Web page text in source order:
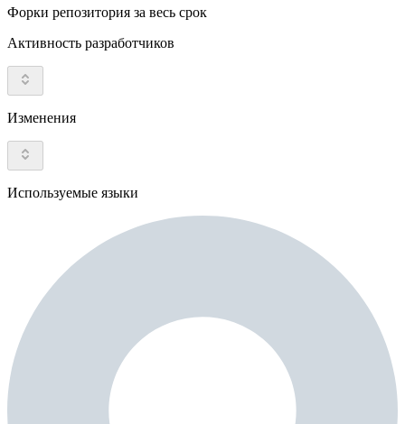
Форки репозитория за весь срок
Активность разработчиков
Изменения
Используемые языки